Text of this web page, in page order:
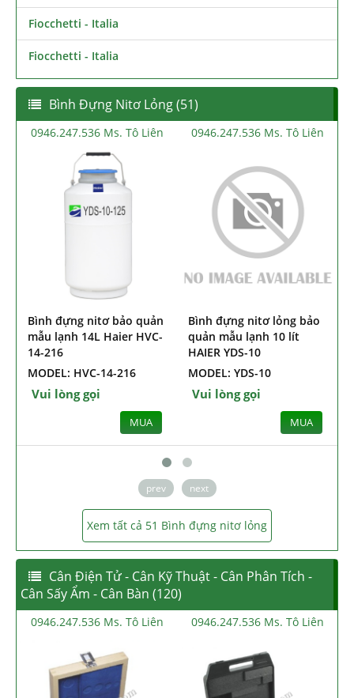
Fiocchetti - Italia
Fiocchetti - Italia
Bình Đựng Nitơ Lỏng (51)
0946.247.536 Ms. Tô Liên
Bình đựng nitơ bảo quản
mẫu lạnh 14L Haier HVC-
14-216
MODEL: HVC-14-216
Vui lòng gọi
MUA
0946.247.536 Ms. Tô Liên
Bình đựng nitơ lỏng bảo
quản mẫu lạnh 10 lít
HAIER YDS-10
MODEL: YDS-10
Vui lòng gọi
MUA
prev next
Xem tất cả 51 Bình đựng nitơ lỏng
Cân Điện Tử - Cân Kỹ Thuật - Cân Phân Tích -
Cân Sấy Ẩm - Cân Bàn (120)
0946.247.536 Ms. Tô Liên 0946.247.536 Ms. Tô Liên